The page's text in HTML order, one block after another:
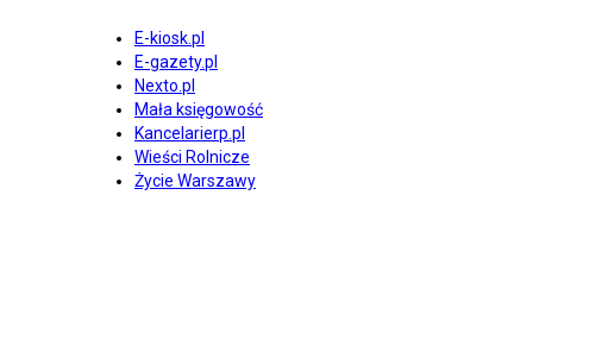
E-kiosk.pl
E-gazety.pl
Nexto.pl
Mała księgowość
Kancelarierp.pl
Wieści Rolnicze
Życie Warszawy